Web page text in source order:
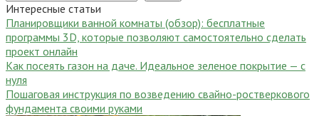
Интересные статьи
Планировщики ванной комнаты (обзор): бесплатные
программы 3D, которые позволяют самостоятельно сделать
проект онлайн
Как посеять газон на даче. Идеальное зеленое покрытие — с
нуля
Пошаговая инструкция по возведению свайно-ростверкового
фундамента своими руками